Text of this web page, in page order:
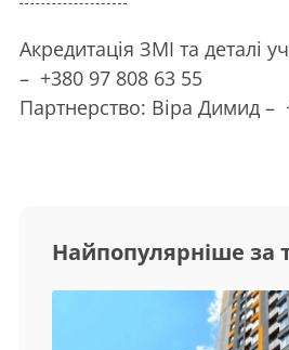
Акредитація ЗМІ та деталі
– +380 97 808 63 55
Партнерство: Віра Димид –
Найпопулярніше за